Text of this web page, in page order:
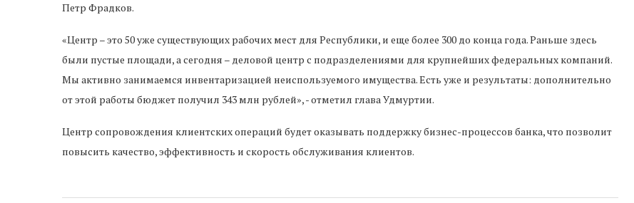
Петр Фрадков.
«Центр – это 50 уже существующих рабочих мест для Республики, и еще более 300 до конца года. Раньше здесь
были пустые площади, а сегодня – деловой центр с подразделениями для крупнейших федеральных компаний.
Мы активно занимаемся инвентаризацией неиспользуемого имущества. Есть уже и результаты: дополнительно
от этой работы бюджет получил 343 млн рублей», - отметил глава Удмуртии.
Центр сопровождения клиентских операций будет оказывать поддержку бизнес-процессов банка, что позволит
повысить качество, эффективность и скорость обслуживания клиентов.